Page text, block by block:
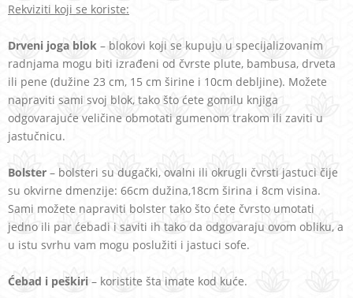
Rekviziti koji se koriste:
Drveni joga blok – blokovi koji se kupuju u specijalizovanim
radnjama mogu biti izrađeni od čvrste plute, bambusa, drveta
ili pene (dužine 23 cm, 15 cm širine i 10cm debljine). Možete
napraviti sami svoj blok, tako što ćete gomilu knjiga
odgovarajuće veličine obmotati gumenom trakom ili zaviti u
jastučnicu.
Bolster – bolsteri su dugački, ovalni ili okrugli čvrsti jastuci čije
su okvirne dmenzije: 66cm dužina,18cm širina i 8cm visina.
Sami možete napraviti bolster tako što ćete čvrsto umotati
jedno ili par ćebadi i saviti ih tako da odgovaraju ovom obliku, a
u istu svrhu vam mogu poslužiti i jastuci sofe.
Ćebad i peškiri – koristite šta imate kod kuće.